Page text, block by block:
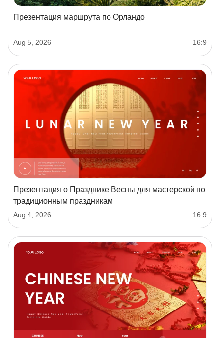
Презентация маршрута по Орландо
Aug 5, 2026 16:9
Презентация о Празднике Весны для мастерской по
традиционным праздникам
Aug 4, 2026 16:9